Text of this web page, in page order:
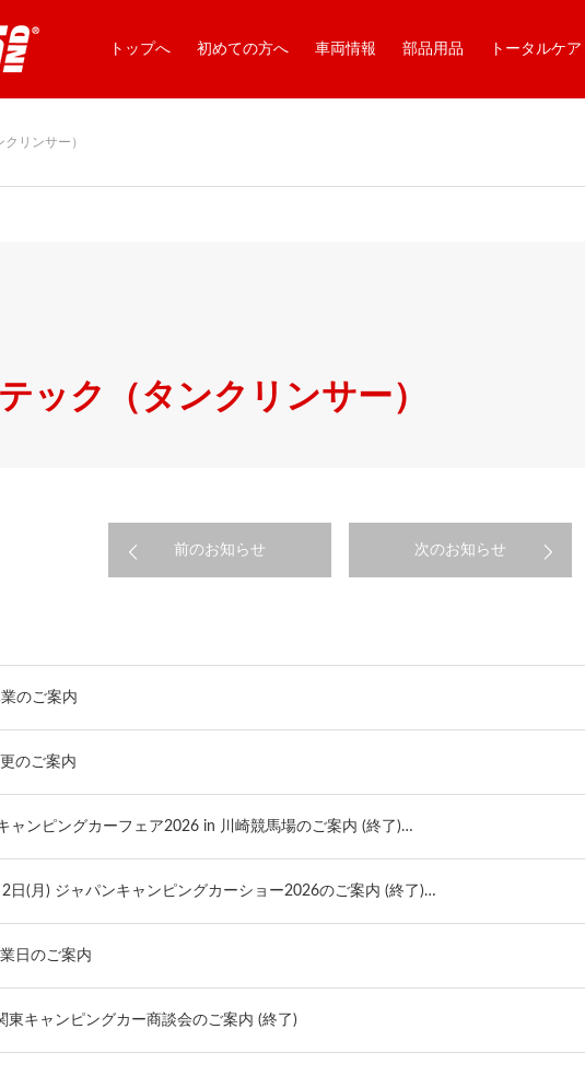
トップへ 初めての方へ 車両情報 部品用品 トータルケア
リンサー）
ック（タンクリンサー）
前のお知らせ 次のお知らせ
のご案内
のご案内
ャンピングカーフェア2026 in 川崎競馬場のご案内 (終了)…
日(月) ジャパンキャンピングカーショー2026のご案内 (終了)…
日のご案内
東キャンピングカー商談会のご案内 (終了)